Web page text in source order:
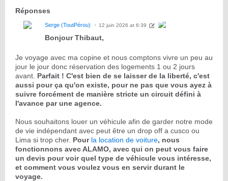
Réponses
Serge (ToutPérou) 12 juin 2026 at 6:39
Bonjour Thibaut,
Je voyage avec ma copine et nous comptons vivre un peu au
jour le jour donc réservation des logements 1 ou 2 jours
avant. Parfait ! C'est bien de se laisser de la liberté, c'est
aussi pour ça qu'on existe, pour ne pas que vous ayez à
suivre forcément de manière stricte un circuit défini à
l'avance par une agence.
Nous souhaitons louer un véhicule afin de garder notre mode
de vie indépendant avec peut être un drop off a cusco ou
Lima si trop cher. Pour la location de voiture, nous
fonctionnons avec ALAMO, avec qui on peut vous faire
un devis pour voir quel type de véhicule vous intéresse,
et comment vous voulez vous en servir durant le
voyage.